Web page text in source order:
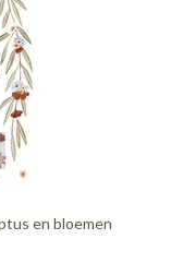
en bloemen